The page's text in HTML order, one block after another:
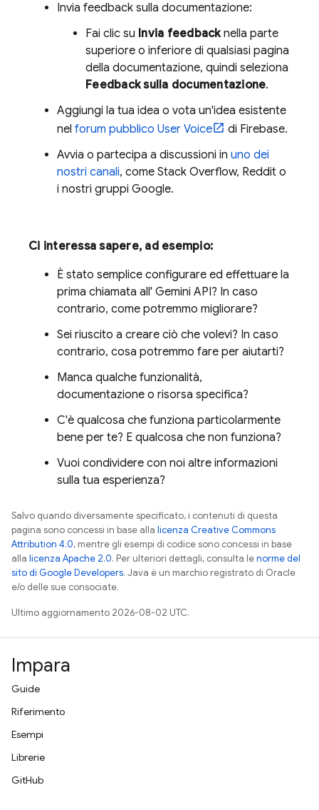
Invia feedback sulla documentazione:
Fai clic su Invia feedbacknella parte
superiore o inferiore di qualsiasi pagina
della documentazione, quindi seleziona
Feedback sulla documentazione.
Aggiungi la tua idea o vota un'idea esistente
nel forum pubblico User Voice
di Firebase.
Avvia o partecipa a discussioni in uno dei
nostri canali, come Stack Overflow, Reddit o
i nostri gruppi Google.
Ci interessa sapere, ad esempio:
È stato semplice configurare ed effettuare la
prima chiamata all' Gemini API? In caso
contrario, come potremmo migliorare?
Sei riuscito a creare ciò che volevi? In caso
contrario, cosa potremmo fare per aiutarti?
Manca qualche funzionalità,
documentazione o risorsa specifica?
C'è qualcosa che funziona particolarmente
bene per te? E qualcosa che non funziona?
Vuoi condividere con noi altre informazioni
sulla tua esperienza?
Salvo quando diversamente specificato, i contenuti di questa
pagina sono concessi in base alla licenza Creative Commons
Attribution 4.0, mentre gli esempi di codice sono concessi in base
alla licenza Apache 2.0. Per ulteriori dettagli, consulta lenorme del
sito di Google Developers. Java è un marchio registrato di Oracle
e/o delle sue consociate.
Ultimo aggiornamento 2026-08-02 UTC.
Impara
Guide
Riferimento
Esempi
Librerie
GitHub